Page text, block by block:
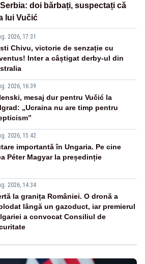
doi bărbați, suspectați că
lui Vučić
2026, 17:31
Chivu, victorie de senzație cu
Inter a câștigat derby-ul din
2026, 16:39
mesaj dur pentru Vučić la
„Ucraina nu are timp pentru
2026, 15:42
importantă în Ungaria. Pe cine
Péter Magyar la președinție
2026, 14:34
la granița României. O dronă a
lângă un gazoduct, iar premierul
a convocat Consiliul de